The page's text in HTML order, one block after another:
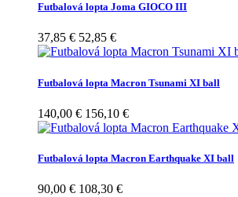
Futbalová lopta Joma GIOCO III
37,85 € 52,85 €
Futbalová lopta Macron Tsunami XI ball
140,00 € 156,10 €
Futbalová lopta Macron Earthquake XI ball
90,00 € 108,30 €